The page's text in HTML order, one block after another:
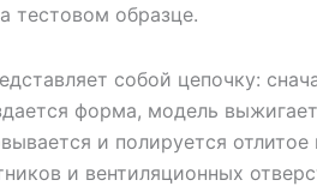
тестовом образце.
собой цепочку:
форма, модель
и полируется
и вентиляционных